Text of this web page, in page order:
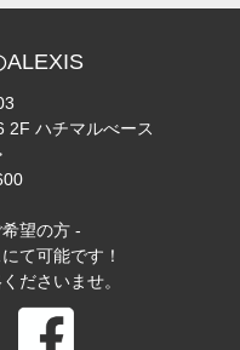
ALEXIS
2F ハチマルべース
望の方 -
て可能です！
ださいませ。